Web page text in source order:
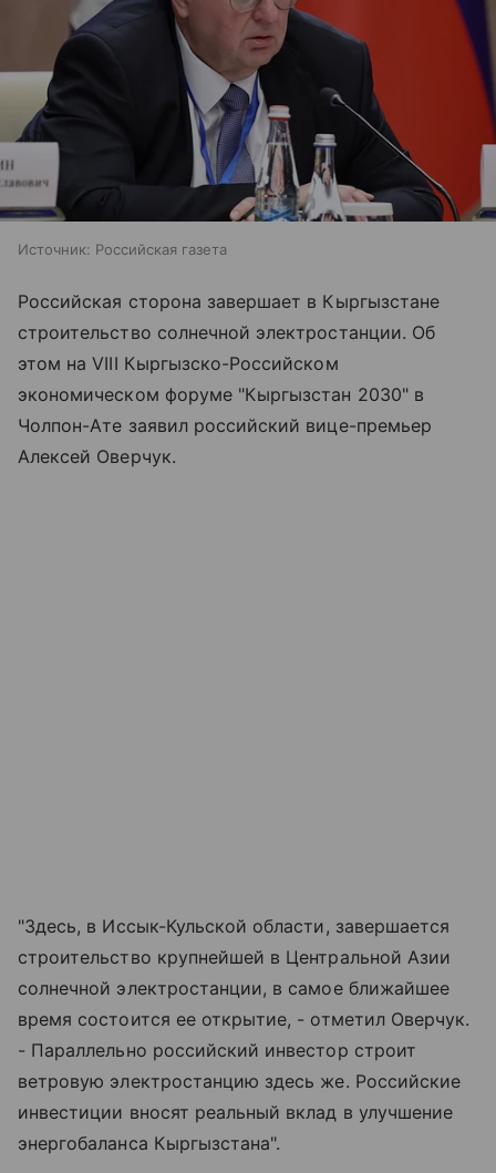
Источник: Российская газета
Российская сторона завершает в Кыргызстане
строительство солнечной электростанции. Об
этом на VIII Кыргызско-Российском
экономическом форуме "Кыргызстан 2030" в
Чолпон-Ате заявил российский вице-премьер
Алексей Оверчук.
"Здесь, в Иссык-Кульской области, завершается
строительство крупнейшей в Центральной Азии
солнечной электростанции, в самое ближайшее
время состоится ее открытие, - отметил Оверчук.
- Параллельно российский инвестор строит
ветровую электростанцию здесь же. Российские
инвестиции вносят реальный вклад в улучшение
энергобаланса Кыргызстана".